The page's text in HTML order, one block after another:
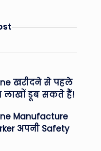
खरीदने से पहले
लाखों डूब सकते हैं!
Manufacture
अपनी Safety